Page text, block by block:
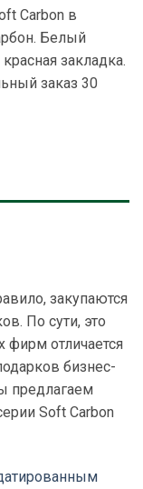
Carbon в
Белый
закладка.
заказ 30
закупаются
По сути, это
фирм отличается
бизнес-
предлагаем
Soft Carbon